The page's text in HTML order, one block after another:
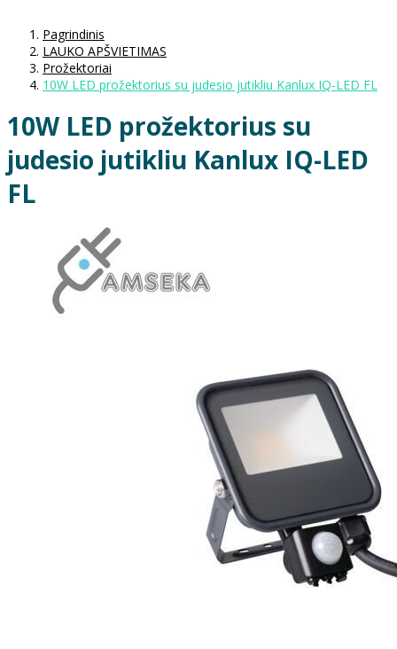
Pagrindinis
LAUKO APŠVIETIMAS
Prožektoriai
10W LED prožektorius su judesio jutikliu Kanlux IQ-LED FL
10W LED prožektorius su
judesio jutikliu Kanlux IQ-LED
FL